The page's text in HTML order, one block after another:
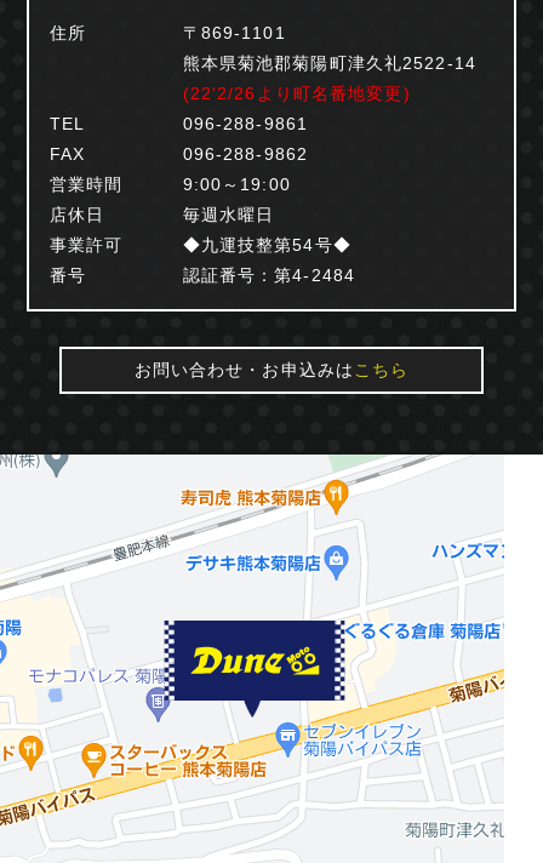
住所
〒869-1101
熊本県菊池郡菊陽町津久礼2522-14
(22'2/26より町名番地変更)
TEL
096-288-9861
FAX
096-288-9862
営業時間
9:00～19:00
店休日
毎週水曜日
事業許可
番号
◆九運技整第54号◆
認証番号：第4-2484
お問い合わせ・お申込みはこちら